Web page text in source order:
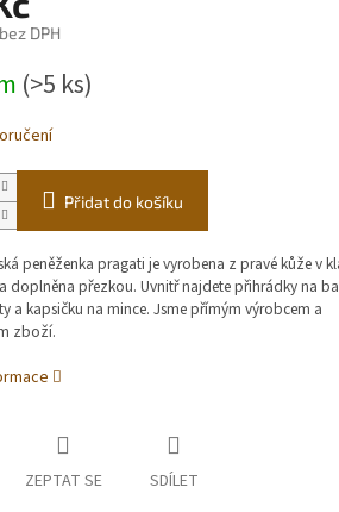
DPH
(>5 ks)
Přidat do košíku
peněženka pragati je vyrobena z pravé kůže v
doplněna přezkou. Uvnitř najdete přihrádky na
a kapsičku na mince. Jsme přímým výrobcem a
zboží.
ZEPTAT SE SDÍLET